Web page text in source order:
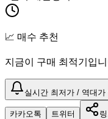
📈 매수 추천
지금이 구매 최적기입
실시간 최저가 / 역대가
카카오톡 트위터